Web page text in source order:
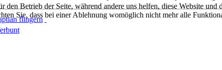
Betrieb der Seite, während andere uns helfen, diese Website
Sie, dass bei einer Ablehnung womöglich nicht mehr alle